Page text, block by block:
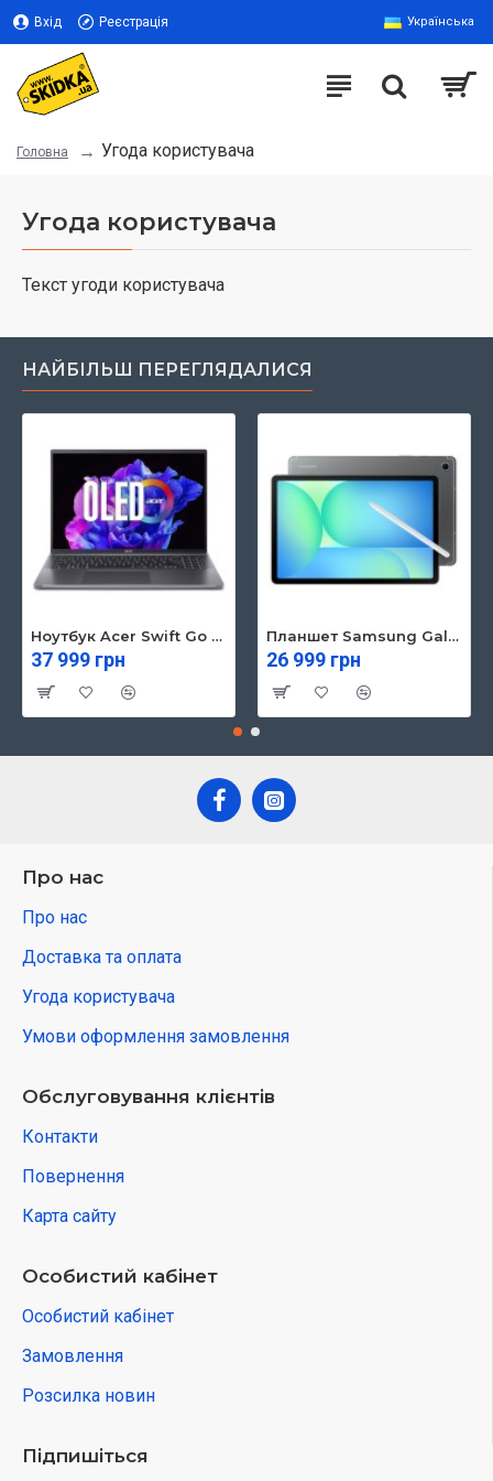
Вхід Реєстрація Українська
Головна Угода користувача
Угода користувача
Текст угоди користувача
НАЙБІЛЬШ ПЕРЕГЛЯДАЛИСЯ
Ноутбук Acer Swift Go 16 SFG16-71 (NX.KVZEU.003)
37 999 грн
Планшет Samsung Galaxy Tab S10 FE 5G 8/128GB Gray (SM-X526BZAREUC)
26 999 грн
Про нас
Про нас
Доставка та оплата
Угода користувача
Умови оформлення замовлення
Обслуговування клієнтів
Контакти
Повернення
Карта сайту
Особистий кабінет
Особистий кабінет
Замовлення
Розсилка новин
Підпишіться